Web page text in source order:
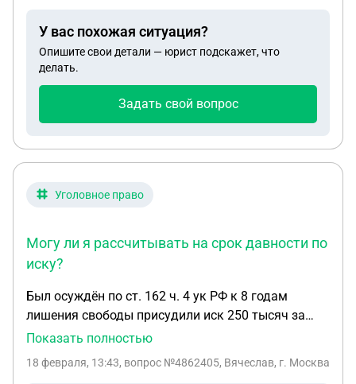
У вас похожая ситуация?
Опишите свои детали — юрист подскажет, что
делать.
Задать свой вопрос
Уголовное право
Могу ли я рассчитывать на срок давности по
иску?
Был осуждён по ст. 162 ч. 4 ук РФ к 8 годам
лишения свободы присудили иск 250 тысяч за
нанесение тяжкого вреда здоровью. Освободился
рассчитывать на срок давности по иску?
Показать полностью
18 февраля, 13:43, вопрос №4862405, Вячеслав, г. Москва